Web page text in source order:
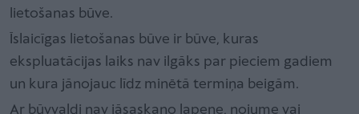
lietošanas būve.
Īslaicīgas lietošanas būve ir būve, kuras
ekspluatācijas laiks nav ilgāks par pieciem gadiem
un kura jānojauc līdz minētā termiņa beigām.
Ar būvvaldi nav jāsaskaņo lapene, nojume vai